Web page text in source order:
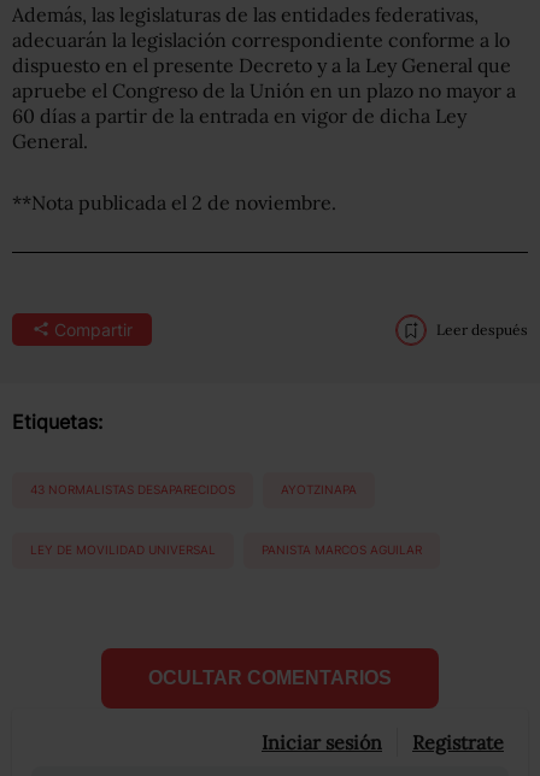
Además, las legislaturas de las entidades federativas,
adecuarán la legislación correspondiente conforme a lo
dispuesto en el presente Decreto y a la Ley General que
apruebe el Congreso de la Unión en un plazo no mayor a
60 días a partir de la entrada en vigor de dicha Ley
General.
**Nota publicada el 2 de noviembre.
Compartir Leer después
Etiquetas:
43 NORMALISTAS DESAPARECIDOS AYOTZINAPA
LEY DE MOVILIDAD UNIVERSAL PANISTA MARCOS AGUILAR
OCULTAR COMENTARIOS
Iniciar sesión Registrate